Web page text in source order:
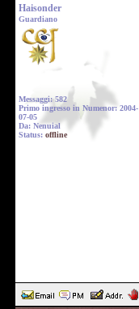
Haisonder
Guardiano
Messaggi: 582
Primo ingresso in Numenor: 2004-
07-05
Da: Nenuial
Status: offline